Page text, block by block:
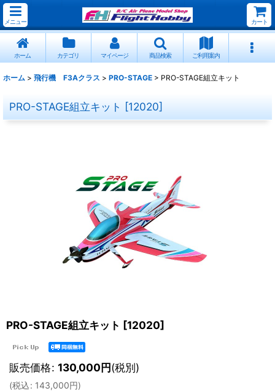
メニュー カート
ホーム カテゴリ マイページ 商品検索 ご利用案内
ホーム > 飛行機 F3Aクラス > PRO-STAGE > PRO-STAGE組立キット
PRO-STAGE組立キット [12020]
PRO-STAGE組立キット [12020]
販売価格: 130,000円(税別)
(税込: 143,000円)